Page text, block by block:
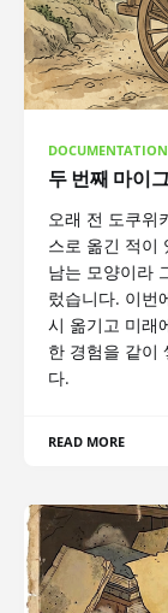
DOCUMENTATION
두 번째 마이
오래 전 도쿠위
스로 옮긴 적이
남는 모양이라
렀습니다. 이번
시 옮기고 미래
한 경험을 같이
다.
READ MORE